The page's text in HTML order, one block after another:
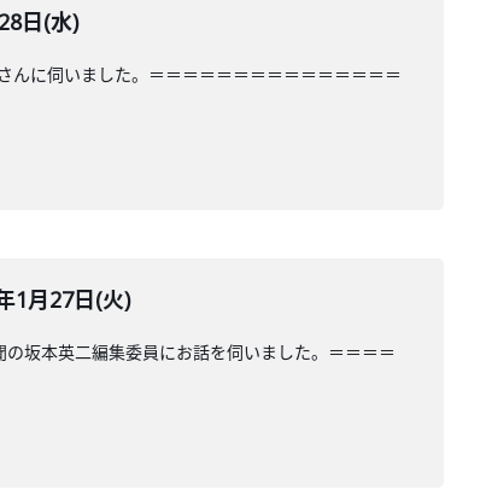
日(水)
に伺いました。＝＝＝＝＝＝＝＝＝＝＝＝＝＝＝
1月27日(火)
坂本英二編集委員にお話を伺いました。＝＝＝＝